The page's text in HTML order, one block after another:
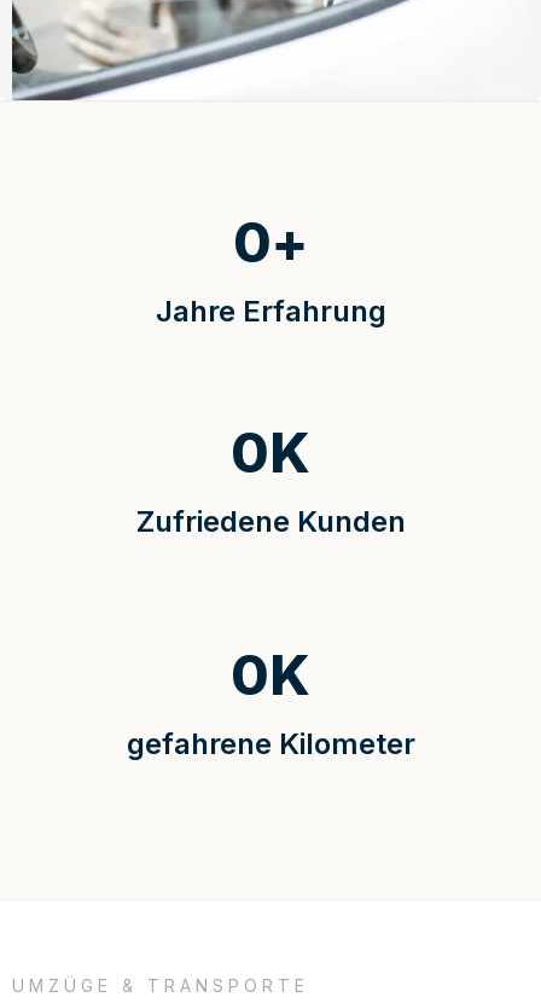
Jahre Erfahrung
0+
Zufriedene Kunden
0K
gefahrene Kilometer
0K
UMZÜGE & TRANSPORTE